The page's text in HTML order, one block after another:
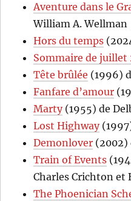
Aventure dans le
William A. Wellman
Hors du temps
Sommaire de juillet
Tête brûlée (1996)
Fanfare d’amour
Marty(1955) de
Lost Highway
Demonlover (2002)
Train of Events
Charles Crichton et
The Phoenician